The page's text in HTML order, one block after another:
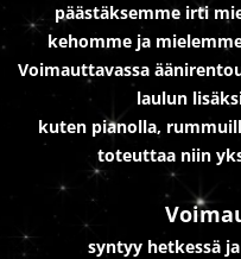
päästäksemme irti
kehomme ja
Voimauttavassa
laulun
kuten pianolla,
toteuttaa niin
syntyy hetkessä